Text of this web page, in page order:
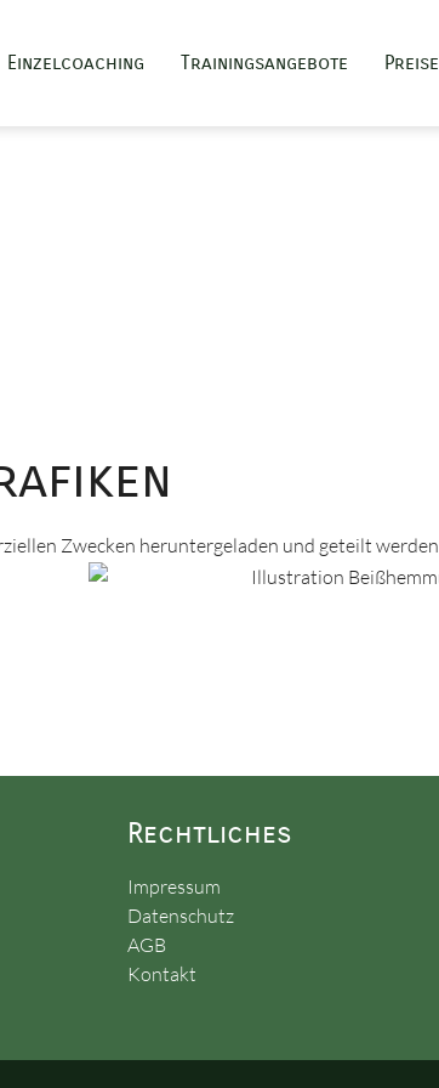
Einzelcoaching Trainingsangebote Preise
Zwecken heruntergeladen und geteilt werden.
Rechtliches
Impressum
Datenschutz
AGB
Kontakt